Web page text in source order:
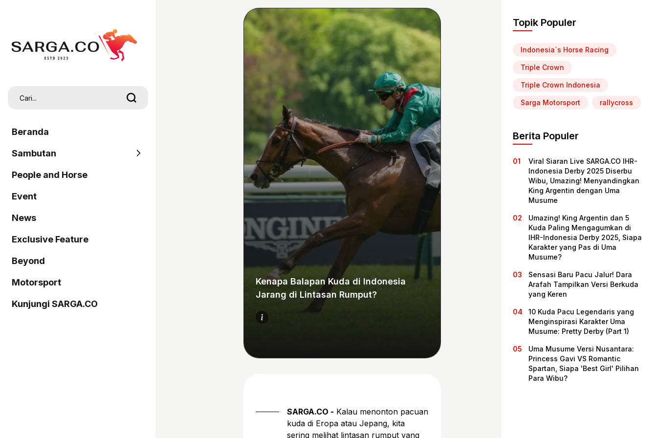
Beranda
Sambutan
SARGA
Pordasi
People and Horse
Event
News
Exclusive Feature
Beyond
Motorsport
Kunjungi SARGA.CO
Kenapa Balapan Kuda di Indonesia
Jarang di Lintasan Rumput?
SARGA.CO - Kalau menonton pacuan
kuda di Eropa atau Jepang, kita
sering melihat lintasan rumput yang
Topik Populer
Indonesia`s Horse Racing
Triple Crown
Triple Crown Indonesia
Sarga Motorsport rallycross
Berita Populer
Viral Siaran Live SARGA.CO IHR-
Indonesia Derby 2025 Diserbu
Wibu, Umazing! Menyandingkan
King Argentin dengan Uma
Musume
Umazing! King Argentin dan 5
Kuda Paling Mengagumkan di
IHR-Indonesia Derby 2025, Siapa
Karakter yang Pas di Uma
Musume?
Sensasi Baru Pacu Jalur! Dara
Arafah Tampilkan Versi Berkuda
yang Keren
10 Kuda Pacu Legendaris yang
Menginspirasi Karakter Uma
Musume: Pretty Derby (Part 1)
Uma Musume Versi Nusantara:
Princess Gavi VS Romantic
Spartan, Siapa 'Best Girl' Pilihan
Para Wibu?